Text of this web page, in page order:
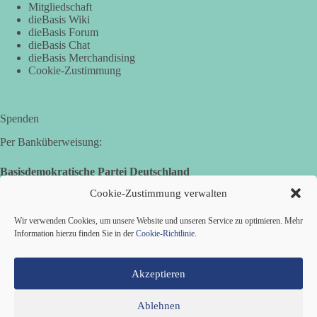
Cookie-Zustimmung verwalten
Wir verwenden Cookies, um unsere Website und unseren Service zu optimieren. Mehr
Information hierzu finden Sie in der Cookie-Richtlinie.
Akzeptieren
Ablehnen
14
DieBasis
Jetzt dieBasis Sachsen-Anhalt unterstützen!
Die Landtagswahl 2026 in Sachsen-Anhalt findet am 6.
geteilt und diskutiert werden.
Facebook:
https://www.facebook.com/groups/diebasissachsenanhalt/
https://www.tiktok.com/@diebasis_sachsenanhalt
https://www.youtube.com/dieBasisSachsenAnhalt
Mitgliedschaft
dieBasis Wiki
dieBasis Forum
dieBasis Chat
dieBasis Merchandising
Cookie-Zustimmung
Spenden
Per Banküberweisung:
Basisdemokratische Partei Deutschland
IBAN: DE16 6539 0120 0434 1370 06
BIC: GENODES1EBI